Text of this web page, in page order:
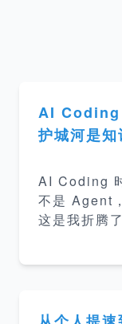
AI Coding
护城河是知
AI Coding
不是 Agent
这是我折腾
作流跑通了